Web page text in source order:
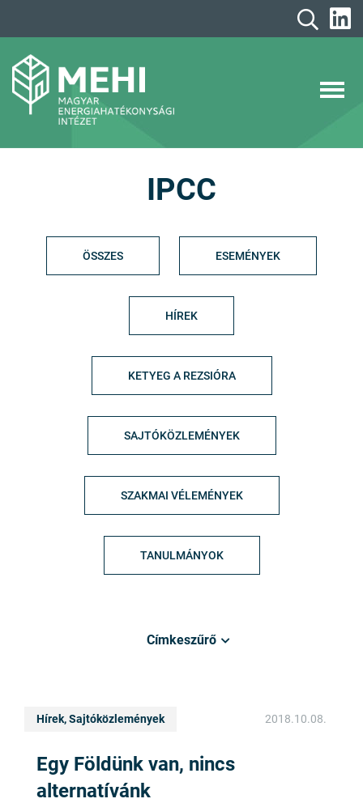
IPCC
ÖSSZES ESEMÉNYEK
HÍREK
KETYEG A REZSIÓRA
SAJTÓKÖZLEMÉNYEK
SZAKMAI VÉLEMÉNYEK
TANULMÁNYOK
Címkeszűrő
Hírek, Sajtóközlemények 2018.10.08.
Egy Földünk van, nincs
alternatívánk